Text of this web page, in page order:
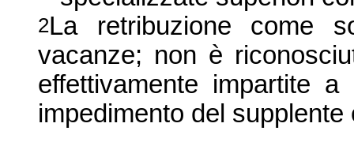
2La retribuzione come
vacanze; non è
effettivamente impartite
impedimento del